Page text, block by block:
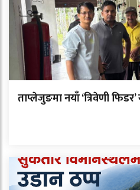
ताप्लेजुङमा नयाँ ‘त्रिवेणी